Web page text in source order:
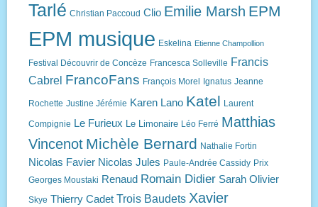
Tarlé Christian Paccoud Clio Emilie Marsh EPM
EPM musique Eskelina Etienne Champollion
Festival Découvrir de Concèze Francesca Solleville Francis
Cabrel FrancoFans François Morel Ignatus Jeanne
Rochette Justine Jérémie Karen Lano Katel Laurent
Compignie Le Furieux Le Limonaire Léo Ferré Matthias
Vincenot Michèle Bernard Nathalie Fortin
Nicolas Favier Nicolas Jules Paule-Andrée Cassidy Prix
Georges Moustaki Renaud Romain Didier Sarah Olivier
Skye Thierry Cadet Trois Baudets Xavier